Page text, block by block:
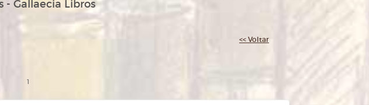
- Gallaecia Libros
<< Voltar
1